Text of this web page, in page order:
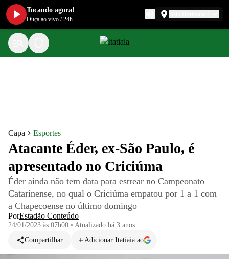
Capa Esportes
Atacante Éder, ex-São Paulo, é
apresentado no Criciúma
Éder ainda não tem data para estrear no Campeonato
Catarinense, no qual o Criciúma empatou por 1 a 1 com
a Chapecoense no último domingo
PorEstadão Conteúdo
24/01/2023 às 07h00 • Atualizado há 3 anos
Compartilhar
Adicionar Itatiaia ao
Tocando agora!
Ouça ao vivo /24h